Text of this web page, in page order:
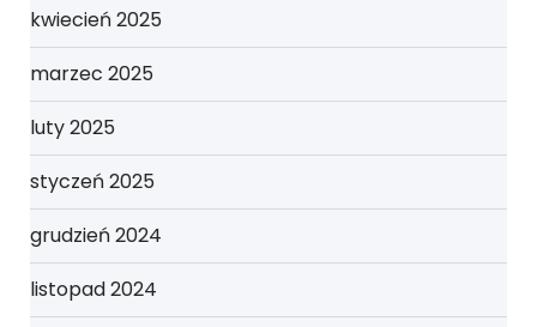
kwiecień 2025
marzec 2025
luty 2025
styczeń 2025
grudzień 2024
listopad 2024